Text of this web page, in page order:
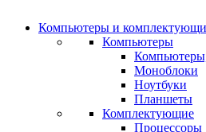
Компьютеры и
Компьютеры
Моноблоки
Ноутбуки
Планшеты
Комплектующие
Процессоры